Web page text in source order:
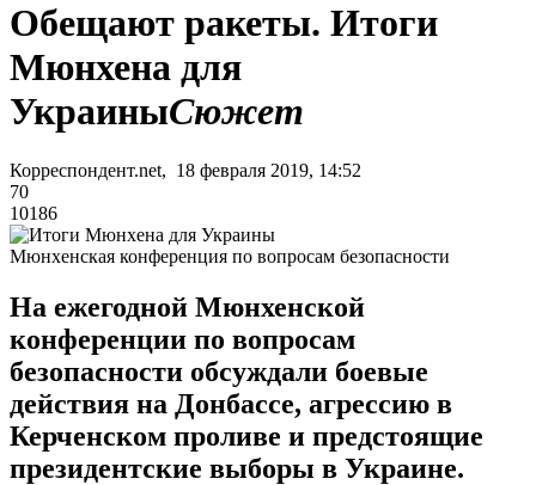
Обещают ракеты. Итоги
Мюнхена для
УкраиныСюжет
Корреспондент.net, 18 февраля 2019, 14:52
70
10186
Мюнхенская конференция по вопросам безопасности
На ежегодной Мюнхенской
конференции по вопросам
безопасности обсуждали боевые
действия на Донбассе, агрессию в
Керченском проливе и предстоящие
президентские выборы в Украине.